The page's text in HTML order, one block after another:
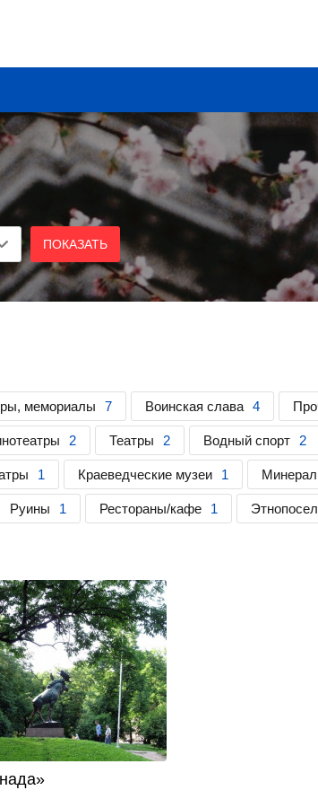
ПОКАЗАТЬ
мемориалы 7 Воинская слава 4
2 Театры 2 Водный спорт 2
1 Краеведческие музеи 1
Руины 1 Рестораны/кафе 1